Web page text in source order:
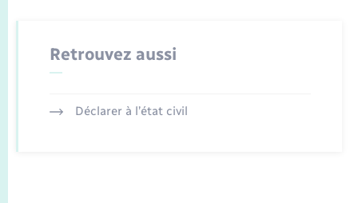
Retrouvez aussi
Déclarer à l’état civil